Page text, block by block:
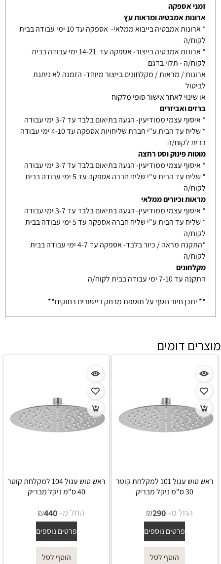
זמני אספקה
ארונות אמבטיה ומראות עץ
* ארונות אמבטיה בייבוא ממלאי- אספקה עד 10 ימי עבודה בבית
לקוח/ה
* ארונות אמבטיה בייצור- אספקה עד 14-21 ימי עבודה בבית
לקוח/ה - תלוי בדגם
ארונות / מראות / מקלחונים בייצור מיוחד- הזמנה לא ניתנת
לביטול
או שינוי לאחר אישור סופי מלקוח
ברזים ואביזרים
* איסוף עצמי ממודיעין- הגעה בתיאום בלבד עד 3-7 ימי עבודה
* שליח עד הבית ע"י חברת שליחויות אספקה עד 4-10 ימי עבודה
בבית לקוח/ה
מוטות פינוק וסט רחצה
* איסוף עצמי ממודיעין- הגעה בתיאום בלבד עד 3-7 ימי עבודה
* שליח עד הבית ע"י שליח חברה אספקה עד 5 ימי עבודה בבית
לקוח/ה
מראות וכיורים ממלאי
* איסוף עצמי ממודיעין- הגעה בתיאום בלבד עד 3-7 ימי עבודה
* שליח עד הבית ע"י שליח חברה אספקה עד 5 ימי עבודה בבית
לקוח/ה
*התקנת מראה / כיור בלבד- אספקה עד 4-7 ימי עבודה בבית
לקוח/ה
מקלחונים
התקנה עד 7-10 ימי עבודה בבית לקוח/ה
** יתכן חיוב נוסף על תוספת מרחק ביישובים רחוקים**
מוצרים דומים
ראש טוש עגול 101 למקלחת קוטר
30 ס"מ ניקל מבריק
החל מ- ₪290
פרטים נוספים
הוסף לסל
ראש טוש עגול 104 למקלחת קוטר
40 ס"מ ניקל מבריק
החל מ- ₪440
פרטים נוספים
הוסף לסל